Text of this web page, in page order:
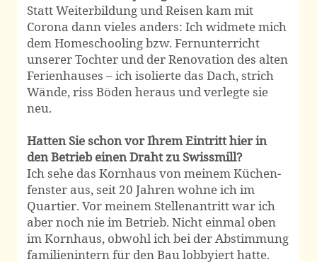
Statt Weiterbildung und Reisen kam mit
Corona dann vieles anders: Ich widmete mich
dem Home­schooling bzw. Fernunterricht
unserer Tochter und der Renovation des alten
Ferien­hauses – ich isolierte das Dach, strich
Wände, riss Böden heraus und verlegte sie
neu.
Hatten Sie schon vor Ihrem Eintritt hier in
den Betrieb einen Draht zu Swissmill?
Ich sehe das Kornhaus von meinem Küchen­
fenster aus, seit 20 Jahren wohne ich im
Quartier. Vor meinem Stellen­antritt war ich
aber noch nie im Betrieb. Nicht einmal oben
im Korn­haus, obwohl ich bei der Abstim­mung
familien­intern für den Bau lobbyiert hatte.